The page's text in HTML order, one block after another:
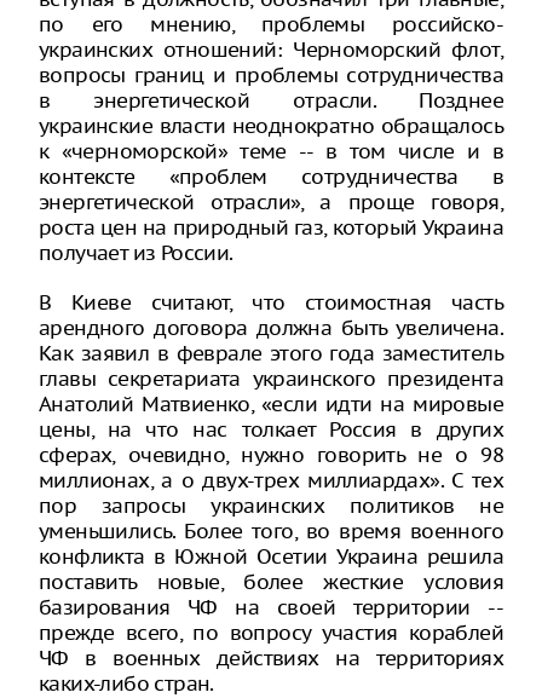
по его мнению, проблемы российско-
украинских отношений: Черноморский флот,
вопросы границ и проблемы сотрудничества
в энергетической отрасли. Позднее
украинские власти неоднократно обращалось
к «черноморской» теме -- в том числе и в
контексте «проблем сотрудничества в
энергетической отрасли», а проще говоря,
роста цен на природный газ, который Украина
получает из России.
В Киеве считают, что стоимостная часть
арендного договора должна быть увеличена.
Как заявил в феврале этого года заместитель
главы секретариата украинского президента
Анатолий Матвиенко, «если идти на мировые
цены, на что нас толкает Россия в других
сферах, очевидно, нужно говорить не о 98
миллионах, а о двух-трех миллиардах». С тех
пор запросы украинских политиков не
уменьшились. Более того, во время военного
конфликта в Южной Осетии Украина решила
поставить новые, более жесткие условия
базирования ЧФ на своей территории --
прежде всего, по вопросу участия кораблей
ЧФ в военных действиях на территориях
каких-либо стран.